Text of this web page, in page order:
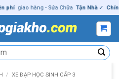
giao hàng - Sửa Chữa Tận Nhà ✓ Chính
/ XE ĐẠP HỌC SINH CẤP 3